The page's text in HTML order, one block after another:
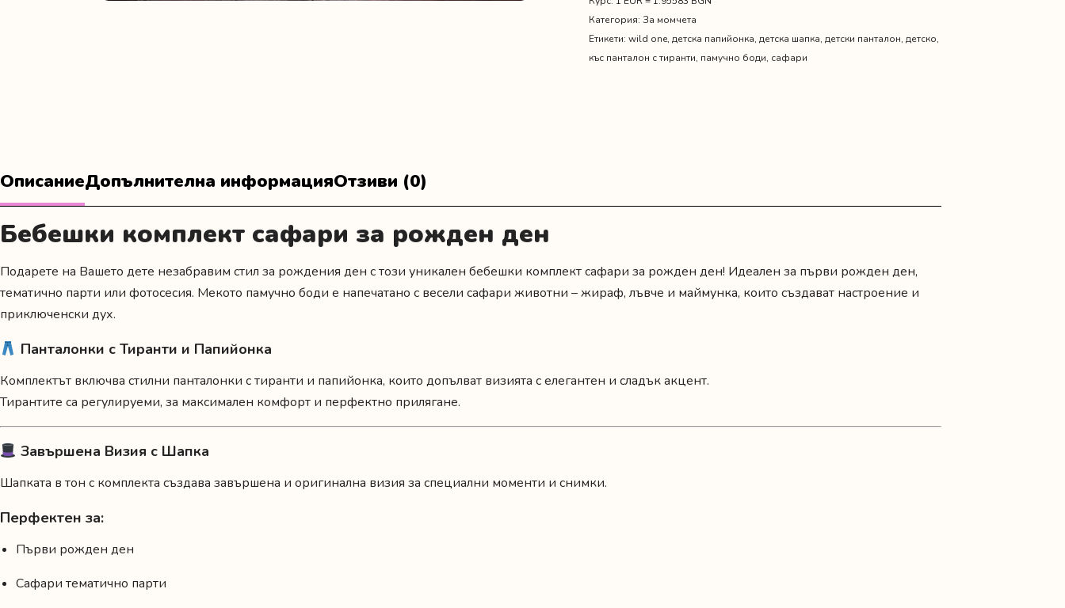
Категория: За момчета
Етикети: wild one, детска папийонка, детска шапка, детски панталон, детско,
къс панталон с тиранти, памучно боди, сафари
ОписаниеДопълнителна информацияОтзиви (0)
Бебешки комплект сафари за рожден ден
Подарете на Вашето дете незабравим стил за рождения ден с този уникален бебешки комплект сафари за рожден ден! Идеален за първи рожден ден,
тематично парти или фотосесия. Мекото памучно боди е напечатано с весели сафари животни – жираф, лъвче и маймунка, които създават настроение и
приключенски дух.
Панталонки с Тиранти и Папийонка
Комплектът включва стилни панталонки с тиранти и папийонка, които допълват визията с елегантен и сладък акцент.
Тирантите са регулируеми, за максимален комфорт и перфектно прилягане.
Завършена Визия с Шапка
Шапката в тон с комплекта създава завършена и оригинална визия за специални моменти и снимки.
Перфектен за:
Първи рожден ден
Сафари тематично парти